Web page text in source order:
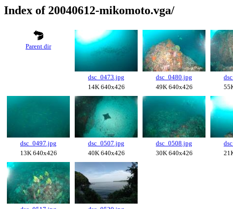
Index of 20040612-mikomoto.vga/
Parent dir
dsc_0473.jpg
14K 640x426
dsc_0480.jpg
49K 640x426
dsc_0497.jpg
13K 640x426
dsc_0507.jpg
40K 640x426
dsc_0508.jpg
30K 640x426